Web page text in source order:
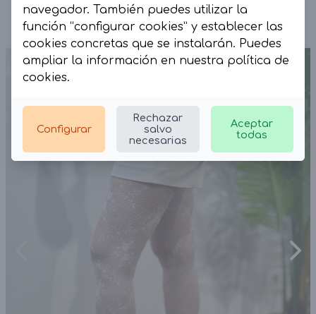
navegador. También puedes utilizar la
función “configurar cookies” y establecer las
cookies concretas que se instalarán. Puedes
ampliar la información en nuestra política de
cookies.
Configurar
Rechazar
salvo
necesarias
Aceptar
todas